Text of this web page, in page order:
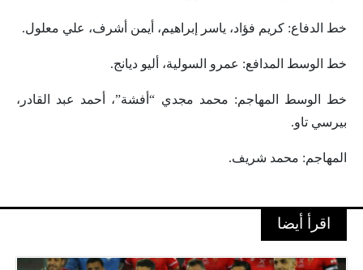
خط الدفاع: كريم فؤاد، ياسر إبراهيم، أيمن أشرف، علي معلول.
خط الوسط المدافع: عمرو السولية، أليو ديانج.
خط الوسط المهاجم: محمد مجدي “أفشة”، أحمد عبد القادر،
بيرسي تاو.
المهاجم: محمد شريف.
اقرأ أيضا